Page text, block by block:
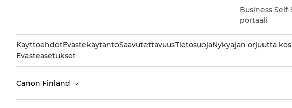
Business
portaali
KäyttöehdotEvästekäytäntöSaavutettavuusTietosuojaNykyajan orjuutta
Evästeasetukset
Canon Finland